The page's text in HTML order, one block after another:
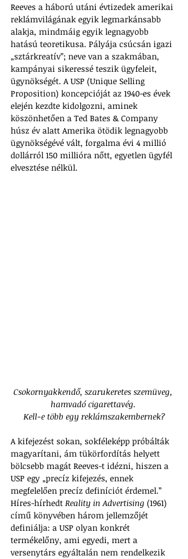
Reeves a háború utáni évtizedek amerikai
reklámvilágának egyik legmarkánsabb
alakja, mindmáig egyik legnagyobb
hatású teoretikusa. Pályája csúcsán igazi
„sztárkreatív”; neve van a szakmában,
kampányai sikeressé teszik ügyfeleit,
ügynökségét. A USP (Unique Selling
Proposition) koncepcióját az 1940-es évek
elején kezdte kidolgozni, aminek
köszönhetően a Ted Bates & Company
húsz év alatt Amerika ötödik legnagyobb
ügynökségévé vált, forgalma évi 4 millió
dollárról 150 millióra nőtt, egyetlen ügyfél
elvesztése nélkül.
Csokornyakkendő, szarukeretes szemüveg,
hamvadó cigarettavég.
Kell-e több egy reklámszakembernek?
A kifejezést sokan, sokféleképp próbálták
magyarítani, ám tükörfordítás helyett
bölcsebb magát Reeves-t idézni, hiszen a
USP egy „precíz kifejezés, ennek
megfelelően precíz definíciót érdemel.”
Híres-hírhedt Reality in Advertising (1961)
című könyvében három jellemzőjét
definiálja: a USP olyan konkrét
termékelőny, ami egyedi, mert a
versenytárs egyáltalán nem rendelkezik